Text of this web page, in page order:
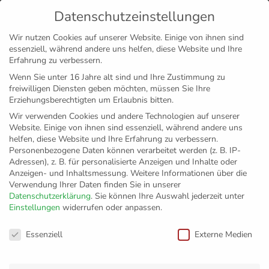
MENÜ
Disclaimer Impressum Datenschutz
Grundschulturnier
Datenschutzeinstellungen
Wir nutzen Cookies auf unserer Website. Einige von ihnen sind
essenziell, während andere uns helfen, diese Website und Ihre
Erfahrung zu verbessern.
Wenn Sie unter 16 Jahre alt sind und Ihre Zustimmung zu
freiwilligen Diensten geben möchten, müssen Sie Ihre
Erziehungsberechtigten um Erlaubnis bitten.
Wir verwenden Cookies und andere Technologien auf unserer
Website. Einige von ihnen sind essenziell, während andere uns
helfen, diese Website und Ihre Erfahrung zu verbessern.
Personenbezogene Daten können verarbeitet werden (z. B. IP-
Adressen), z. B. für personalisierte Anzeigen und Inhalte oder
Anzeigen- und Inhaltsmessung. Weitere Informationen über die
Verwendung Ihrer Daten finden Sie in unserer
Datenschutzerklärung. Sie können Ihre Auswahl jederzeit unter
Einstellungen widerrufen oder anpassen.
Datenschutzeinstellungen
Essenziell Externe Medien